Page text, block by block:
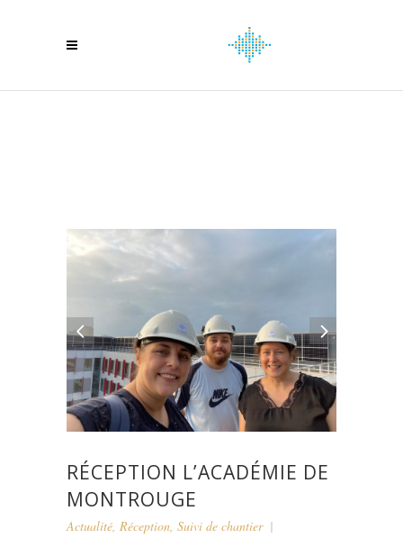
RÉCEPTION L’ACADÉMIE DE
MONTROUGE
Actualité, Réception, Suivi de chantier